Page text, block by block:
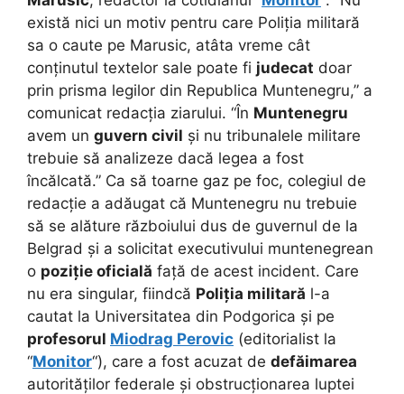
există nici un motiv pentru care Poliția militară
sa o caute pe Marusic, atâta vreme cât
conținutul textelor sale poate fi judecat doar
prin prisma legilor din Republica Muntenegru,” a
comunicat redacția ziarului. “În Muntenegru
avem un guvern civil și nu tribunalele militare
trebuie să analizeze dacă legea a fost
încălcată.” Ca să toarne gaz pe foc, colegiul de
redacție a adăugat că Muntenegru nu trebuie
să se alăture războiului dus de guvernul de la
Belgrad și a solicitat executivului muntenegrean
o poziție oficială față de acest incident. Care
nu era singular, fiindcă Poliția militară l-a
cautat la Universitatea din Podgorica și pe
profesorul Miodrag Perovic (editorialist la
“Monitor“), care a fost acuzat de defăimarea
autorităților federale și obstrucționarea luptei